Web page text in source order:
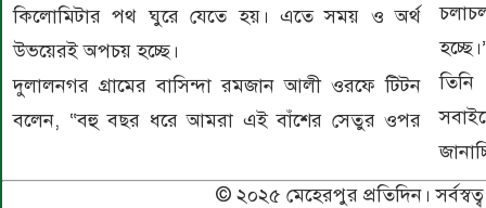
কিলোমিটার পথ ঘুরে যেতে হয়। এতে সময় ও অর্থ
উভয়েরই অপচয় হচ্ছে।
দুলালনগর গ্রামের বাসিন্দা রমজান আলী ওরফে টিটন
বলেন, “বহু বছর ধরে আমরা এই বাঁশের সেতুর ওপর
© ২০২৫ মেহেরপুর প্রতিদিন। সর্বস্বত্ব